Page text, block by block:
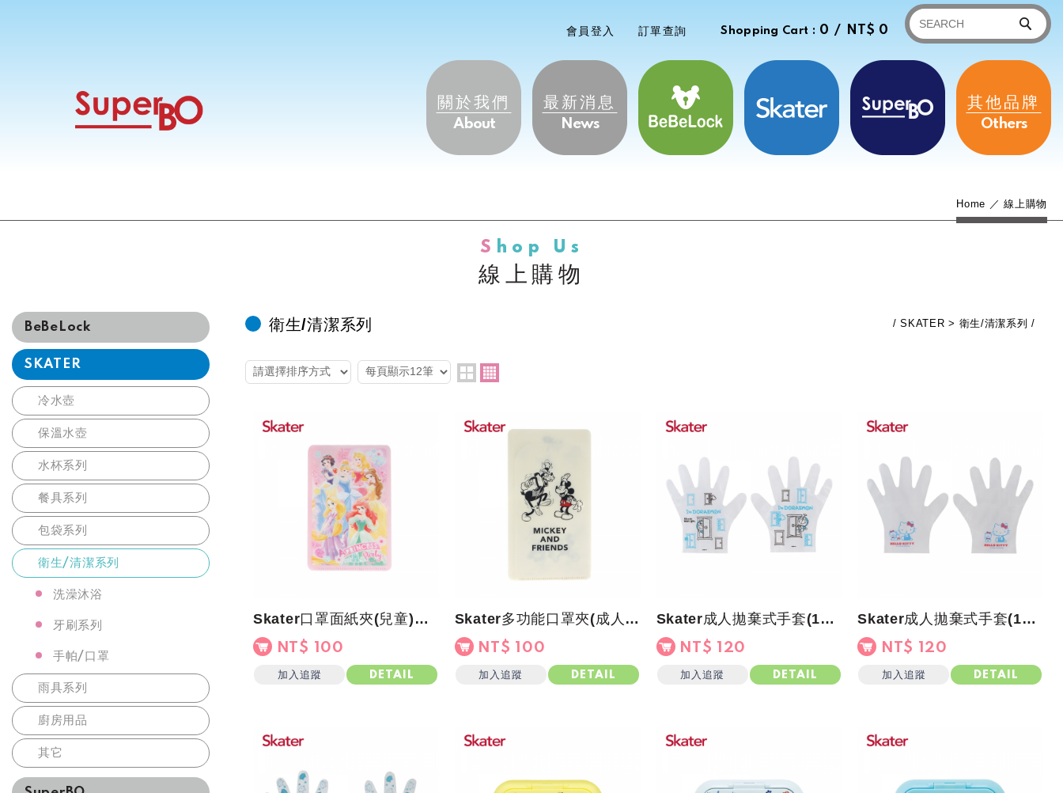
會員登入 訂單查詢 Shopping Cart : 0 / NT$ 0
About
關於我們
News
最新消息
Others
其他品牌
Home 線上購物
Shop
線上購物
BeBeLock
SKATER
冷水壺
保溫水壺
水杯系列
餐具系列
包袋系列
衛生/清潔系列
洗澡沐浴
牙刷系列
手帕/口罩
雨具系列
廚房用品
其它
SKATER 衛生/清潔系列
衛生/清潔系列
Skater口罩面紙夾(兒童)迪士尼公主
NT$ 100
加入追蹤 DETAIL
Skater多功能口罩夾(成人)米奇
NT$ 100
加入追蹤 DETAIL
Skater成人拋棄式手套(10雙/包)厚款止滑-哆啦A夢
NT$ 120
加入追蹤 DETAIL
Skater成人拋棄式手套(10雙/包)厚款止滑-Kitty
NT$ 120
加入追蹤 DETAIL